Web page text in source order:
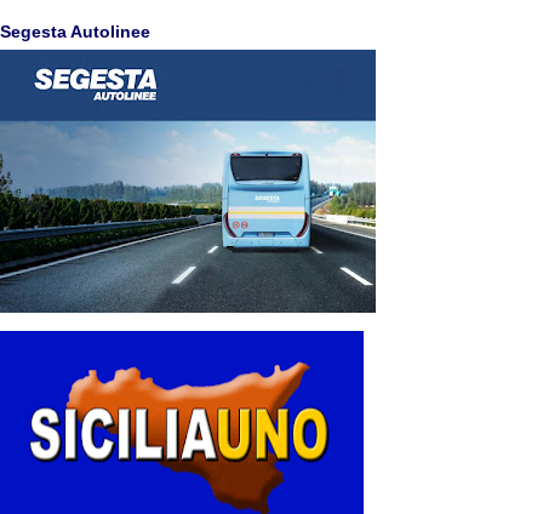
Segesta Autolinee